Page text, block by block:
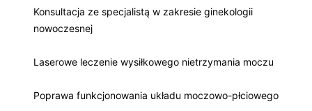
Konsultacja ze specjalistą w zakresie ginekologii
nowoczesnej
Laserowe leczenie wysiłkowego nietrzymania moczu
Poprawa funkcjonowania układu moczowo-płciowego